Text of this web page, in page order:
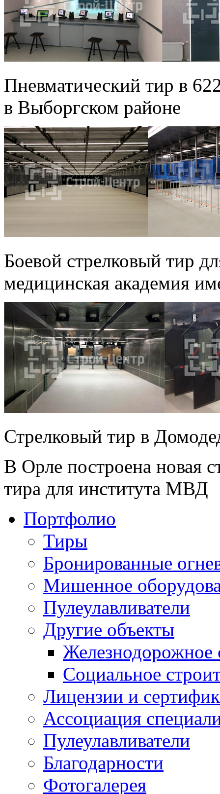
Пневматический тир в
в Выборгском районе
Боевой стрелковый
медицинская академия
Стрелковый тир в
В Орле построена новая
тира для института МВД
Портфолио
Тиры
Бронированные
Мишенное
Пулеулавливатели
Другие объекты
Железнодорожное
Социальное
Лицензии и
Ассоциация
Пулеулавливатели
Благодарности
Фотогалерея